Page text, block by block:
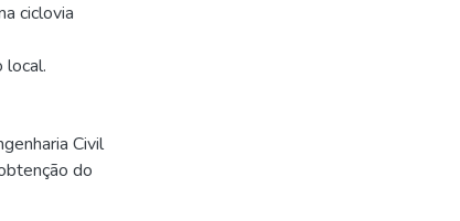
ciclovia
local.
Civil
do